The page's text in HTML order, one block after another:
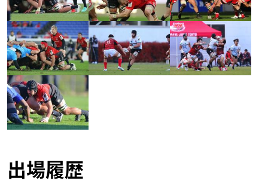
出場履歴